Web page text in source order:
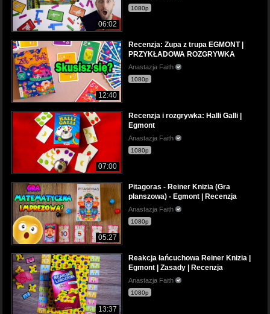
06:02
1080p
12:40
Recenzja: Zupa z trupa EGMONT |
PRZYKŁADOWA ROZGRYWKA
Anastazja Faith
1080p
07:00
Recenzja i rozgrywka: Halli Galli |
Egmont
Anastazja Faith
1080p
05:27
Pitagoras - Reiner Knizia (Gra
planszowa) - Egmont | Recenzja
Anastazja Faith
1080p
13:37
Reakcja łańcuchowa Reiner Knizia |
Egmont | Zasady | Recenzja
Anastazja Faith
1080p